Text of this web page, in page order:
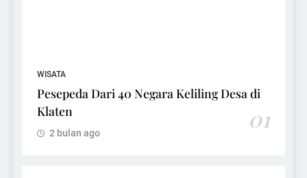
WISATA
Pesepeda Dari 40 Negara Keliling Desa di
Klaten
01
2 bulan ago